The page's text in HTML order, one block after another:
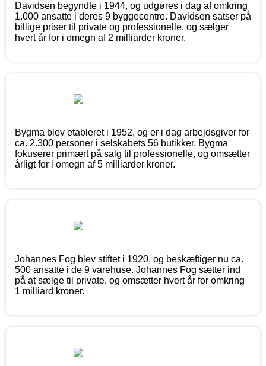
Davidsen begyndte i 1944, og udgøres i dag af omkring
1.000 ansatte i deres 9 byggecentre. Davidsen satser på
billige priser til private og professionelle, og sælger
hvert år for i omegn af 2 milliarder kroner.
Bygma blev etableret i 1952, og er i dag arbejdsgiver for
ca. 2.300 personer i selskabets 56 butikker. Bygma
fokuserer primært på salg til professionelle, og omsætter
årligt for i omegn af 5 milliarder kroner.
Johannes Fog blev stiftet i 1920, og beskæftiger nu ca.
500 ansatte i de 9 varehuse. Johannes Fog sætter ind
på at sælge til private, og omsætter hvert år for omkring
1 milliard kroner.